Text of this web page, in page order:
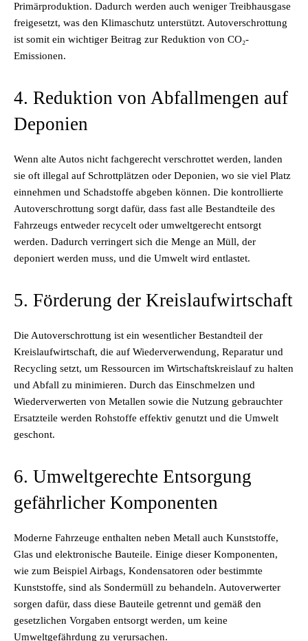
Primärproduktion. Dadurch werden auch weniger Treibhausgase
freigesetzt, was den Klimaschutz unterstützt. Autoverschrottung
ist somit ein wichtiger Beitrag zur Reduktion von CO₂-
Emissionen.
4. Reduktion von Abfallmengen auf
Deponien
Wenn alte Autos nicht fachgerecht verschrottet werden, landen
sie oft illegal auf Schrottplätzen oder Deponien, wo sie viel Platz
einnehmen und Schadstoffe abgeben können. Die kontrollierte
Autoverschrottung sorgt dafür, dass fast alle Bestandteile des
Fahrzeugs entweder recycelt oder umweltgerecht entsorgt
werden. Dadurch verringert sich die Menge an Müll, der
deponiert werden muss, und die Umwelt wird entlastet.
5. Förderung der Kreislaufwirtschaft
Die Autoverschrottung ist ein wesentlicher Bestandteil der
Kreislaufwirtschaft, die auf Wiederverwendung, Reparatur und
Recycling setzt, um Ressourcen im Wirtschaftskreislauf zu halten
und Abfall zu minimieren. Durch das Einschmelzen und
Wiederverwerten von Metallen sowie die Nutzung gebrauchter
Ersatzteile werden Rohstoffe effektiv genutzt und die Umwelt
geschont.
6. Umweltgerechte Entsorgung
gefährlicher Komponenten
Moderne Fahrzeuge enthalten neben Metall auch Kunststoffe,
Glas und elektronische Bauteile. Einige dieser Komponenten,
wie zum Beispiel Airbags, Kondensatoren oder bestimmte
Kunststoffe, sind als Sondermüll zu behandeln. Autoverwerter
sorgen dafür, dass diese Bauteile getrennt und gemäß den
gesetzlichen Vorgaben entsorgt werden, um keine
Umweltgefährdung zu verursachen.